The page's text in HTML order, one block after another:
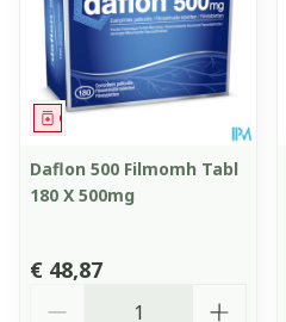
Geneesmiddel
Daflon 500 Filmomh Tabl
180 X 500mg
€ 48,87